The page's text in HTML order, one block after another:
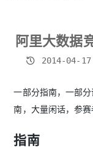
阿里大数据
2014-04-
一部分指南，一部
南，大量闲话，参赛
指南